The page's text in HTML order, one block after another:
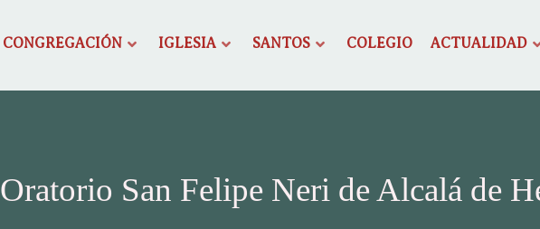
CONGREGACIÓN IGLESIA SANTOS COLEGIO ACTUALIDAD
Oratorio San Felipe Neri de Alcalá de